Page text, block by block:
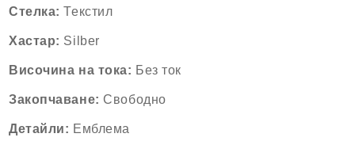
Стелка: Текстил
Хастар: Silber
Височина на тока: Без ток
Закопчаване: Свободно
Детайли: Емблема